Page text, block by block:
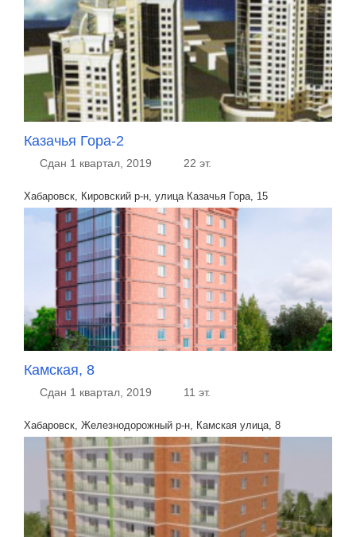
Казачья Гора-2
Сдан 1 квартал, 2019 22 эт.
Хабаровск, Кировский р-н, улица Казачья Гора, 15
Камская, 8
Сдан 1 квартал, 2019 11 эт.
Хабаровск, Железнодорожный р-н, Камская улица, 8